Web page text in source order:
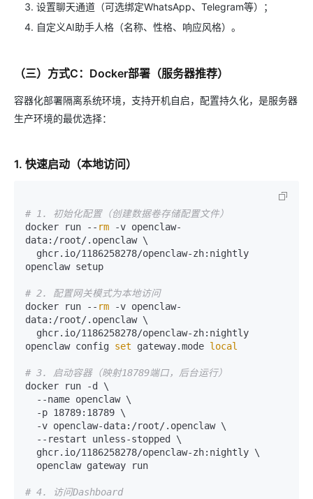
设置聊天通道（可选绑定WhatsApp、Telegram等）；
自定义AI助手人格（名称、性格、响应风格）。
（三）方式C：Docker部署（服务器推荐）
容器化部署隔离系统环境，支持开机自启，配置持久化，是服务器
生产环境的最优选择：
1. 快速启动（本地访问）
# 1. 初始化配置（创建数据卷存储配置文件）
docker run -- rm -v openclaw-
data:/root/.openclaw \
openclaw setup
# 2. 配置网关模式为本地访问
docker run -- rm -v openclaw-
data:/root/.openclaw \
openclaw config set gateway.mode local
# 3. 启动容器（映射18789端口，后台运行）
docker run -d \
# 4. 访问Dashboard